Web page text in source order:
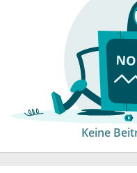
Keine